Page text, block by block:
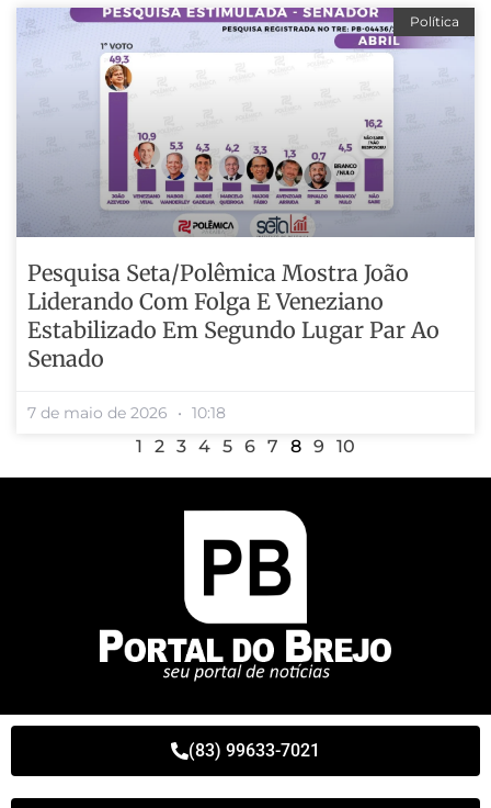
Política
Pesquisa Seta/Polêmica Mostra João
Liderando Com Folga E Veneziano
Estabilizado Em Segundo Lugar Par Ao
Senado
7 de maio de 2026 10:18
1 2 3 4 5 6 7 8 9 10
(83) 99633-7021